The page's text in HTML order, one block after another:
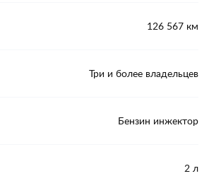
126 567 км
Три и более владельцев
Бензин инжектор
2 л